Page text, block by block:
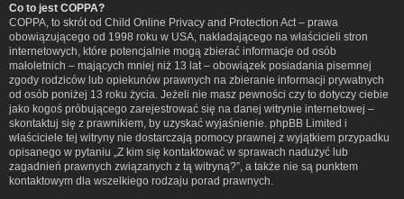
Co to jest COPPA?
COPPA, to skrót od Child Online Privacy and Protection Act – prawa
obowiązującego od 1998 roku w USA, nakładającego na właścicieli stron
internetowych, które potencjalnie mogą zbierać informacje od osób
małoletnich – mających mniej niż 13 lat – obowiązek posiadania pisemnej
zgody rodziców lub opiekunów prawnych na zbieranie informacji prywatnych
od osób poniżej 13 roku życia. Jeżeli nie masz pewności czy to dotyczy ciebie
jako kogoś próbującego zarejestrować się na danej witrynie internetowej –
skontaktuj się z prawnikiem, by uzyskać wyjaśnienie. phpBB Limited i
właściciele tej witryny nie dostarczają pomocy prawnej z wyjątkiem przypadku
opisanego w pytaniu „Z kim się kontaktować w sprawach nadużyć lub
zagadnień prawnych związanych z tą witryną?”, a także nie są punktem
kontaktowym dla wszelkiego rodzaju porad prawnych.